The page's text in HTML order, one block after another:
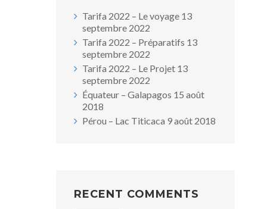
Tarifa 2022 – Le voyage 13
septembre 2022
Tarifa 2022 – Préparatifs 13
septembre 2022
Tarifa 2022 – Le Projet 13
septembre 2022
Équateur – Galapagos 15 août
2018
Pérou – Lac Titicaca 9 août 2018
RECENT COMMENTS